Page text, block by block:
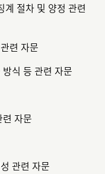
계 절차 및 양정 관련
련 자문
식 등 관련 자문
자문
관련 자문